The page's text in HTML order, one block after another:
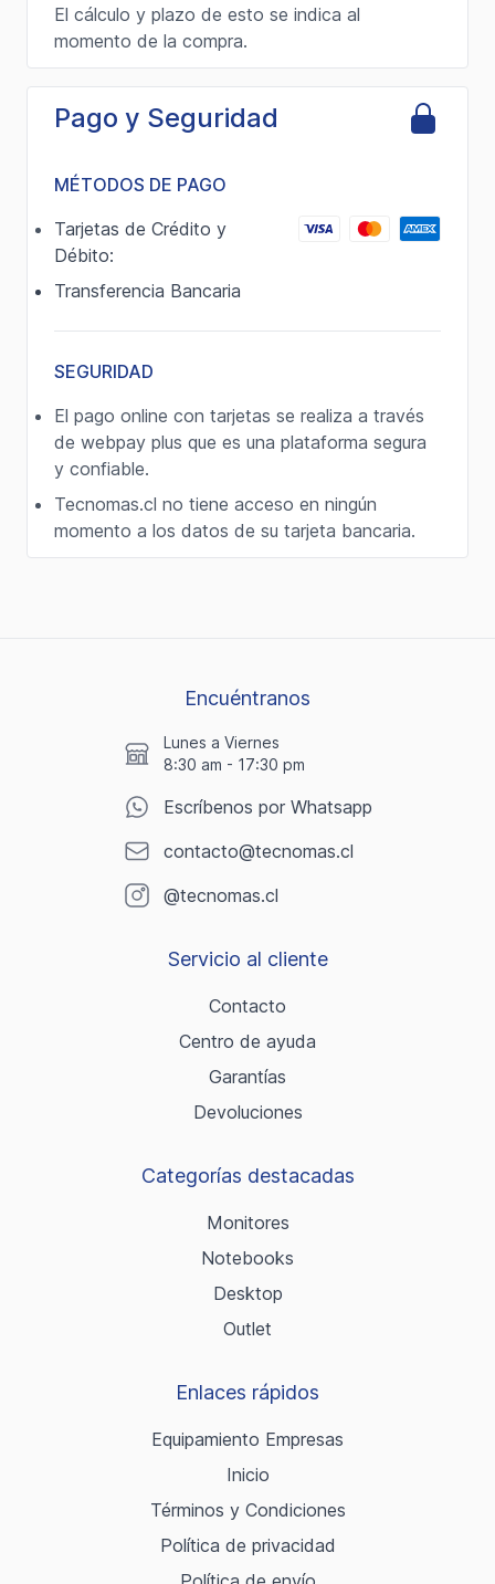
El cálculo y plazo de esto se indica al
momento de la compra.
Pago y Seguridad
MÉTODOS DE PAGO
Tarjetas de Crédito y
Débito:
Transferencia Bancaria
SEGURIDAD
El pago online con tarjetas se realiza a través
de webpay plus que es una plataforma segura
y confiable.
Tecnomas.cl no tiene acceso en ningún
momento a los datos de su tarjeta bancaria.
Encuéntranos
Lunes a Viernes
8:30 am - 17:30 pm
Escríbenos por Whatsapp
contacto@tecnomas.cl
@tecnomas.cl
Servicio al cliente
Contacto
Centro de ayuda
Garantías
Devoluciones
Categorías destacadas
Monitores
Notebooks
Desktop
Outlet
Enlaces rápidos
Equipamiento Empresas
Inicio
Términos y Condiciones
Política de privacidad